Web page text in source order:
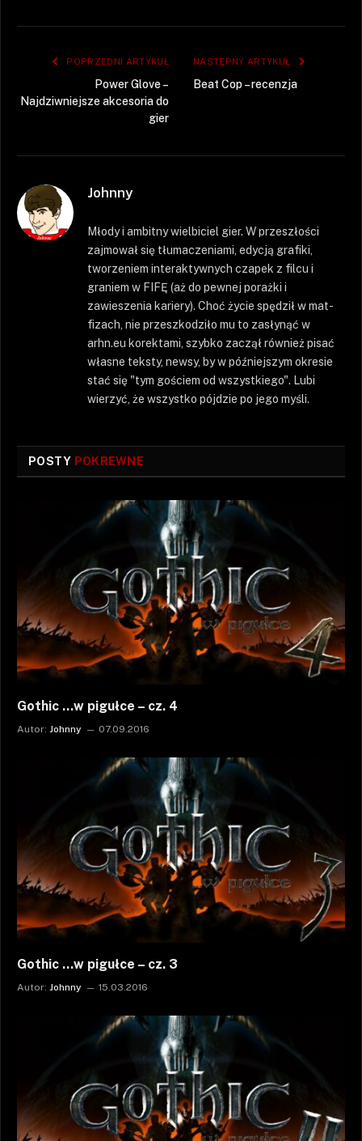
POPRZEDNI ARTYKUŁ
Power Glove –
Najdziwniejsze akcesoria do
gier
NASTĘPNY ARTYKUŁ
Beat Cop – recenzja
Johnny
Młody i ambitny wielbiciel gier. W przeszłości
zajmował się tłumaczeniami, edycją grafiki,
tworzeniem interaktywnych czapek z filcu i
graniem w FIFĘ (aż do pewnej porażki i
zawieszenia kariery). Choć życie spędził w mat-
fizach, nie przeszkodziło mu to zasłynąć w
arhn.eu korektami, szybko zaczął również pisać
własne teksty, newsy, by w późniejszym okresie
stać się "tym gościem od wszystkiego". Lubi
wierzyć, że wszystko pójdzie po jego myśli.
POSTY POKREWNE
Gothic …w pigułce – cz. 4
Autor: Johnny 07.09.2016
Gothic …w pigułce – cz. 3
Autor: Johnny 15.03.2016